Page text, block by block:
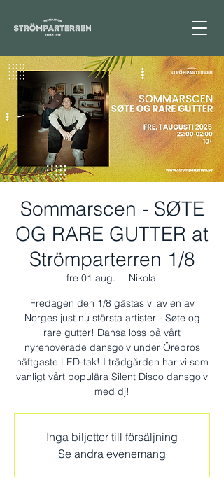
Sommarscen - SØTE
OG RARE GUTTER at
Strömparterren 1/8
fre 01 aug.
  |
Nikolai
Fredagen den 1/8 gästas vi av en av
Norges just nu största artister - Søte og
rare gutter! Dansa loss på vårt
nyrenoverade dansgolv under Örebros
häftgaste LED-tak! I trädgården har vi som
vanligt vårt populära Silent Disco dansgolv
med dj!
Inga biljetter till försäljning
Se andra evenemang